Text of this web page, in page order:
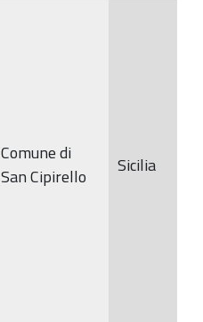
Comune di
San Cipirello
Sicilia